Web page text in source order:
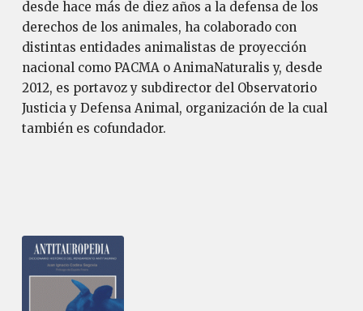
desde hace más de diez años a la defensa de los
derechos de los animales, ha colaborado con
distintas entidades animalistas de proyección
nacional como PACMA o AnimaNaturalis y, desde
2012, es portavoz y subdirector del Observatorio
Justicia y Defensa Animal, organización de la cual
también es cofundador.